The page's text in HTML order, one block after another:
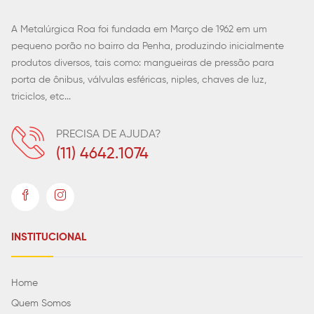
A Metalúrgica Roa foi fundada em Março de 1962 em um
pequeno porão no bairro da Penha, produzindo inicialmente
produtos diversos, tais como: mangueiras de pressão para
porta de ônibus, válvulas esféricas, niples, chaves de luz,
triciclos, etc...
PRECISA DE AJUDA?
(11) 4642.1074
INSTITUCIONAL
Home
Quem Somos